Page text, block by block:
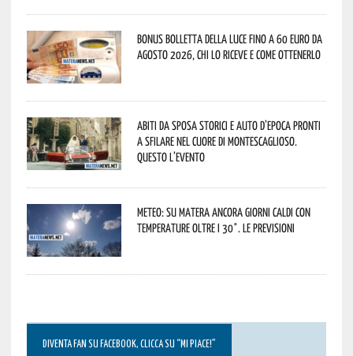
Bonus bolletta della luce fino a 60 euro da
agosto 2026, chi lo riceve e come ottenerlo
Abiti da sposa storici e auto d’epoca pronti
a sfilare nel cuore di Montescaglioso.
Questo l’evento
Meteo: su Matera ancora giorni caldi con
temperature oltre i 30°. Le previsioni
DIVENTA FAN SU FACEBOOK, CLICCA SU “MI PIACE!”